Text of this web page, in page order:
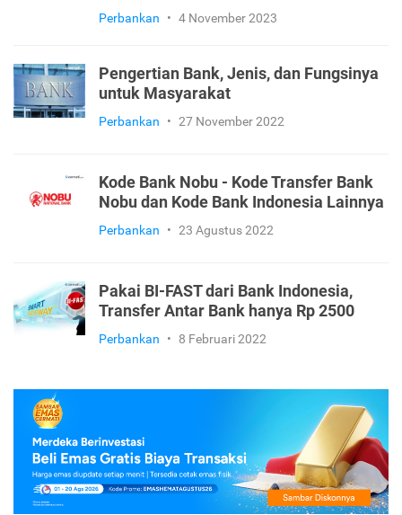
Perbankan • 4 November 2023
Pengertian Bank, Jenis, dan Fungsinya
untuk Masyarakat
Perbankan • 27 November 2022
Kode Bank Nobu - Kode Transfer Bank
Nobu dan Kode Bank Indonesia Lainnya
Perbankan • 23 Agustus 2022
Pakai BI-FAST dari Bank Indonesia,
Transfer Antar Bank hanya Rp 2500
Perbankan • 8 Februari 2022